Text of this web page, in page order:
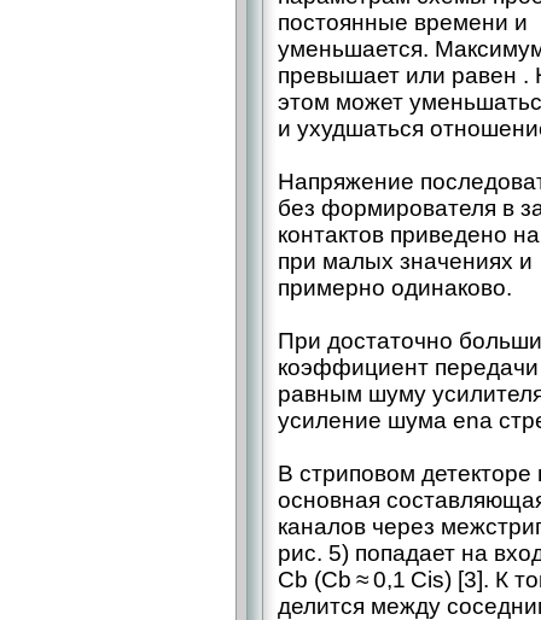
постоянные времени
уменьшается.
превышает или равен .
этом может
и ухудшаться
Напряжение
без формирователя в
контактов приведено
при малых значениях
примерно одинаково.
При достаточно
коэффициент
равным шуму
усиление шума ena
В стриповом
основная
каналов через
рис. 5) попадает на
Сb (Сb ≈ 0,1 Сis) [3]. К
делится между